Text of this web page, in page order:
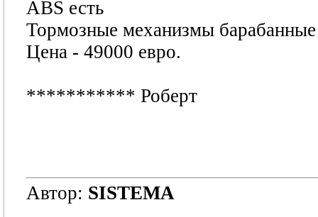
ABS есть
Тормозные механизмы барабанные
Цена - 49000 евро.
*********** Роберт
Автор: SISTEMA